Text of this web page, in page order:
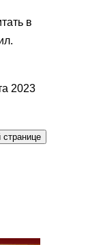
в
2023